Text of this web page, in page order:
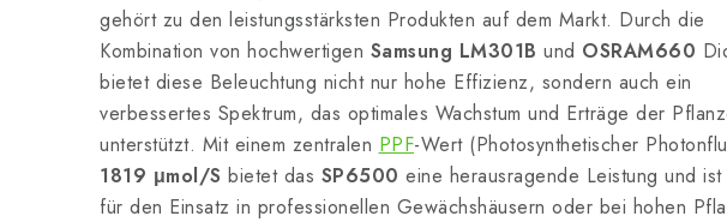
gehört zu den leistungsstärksten Produkten auf dem Markt. Durch die
Kombination von hochwertigen Samsung LM301B und OSRAM660
bietet diese Beleuchtung nicht nur hohe Effizienz, sondern auch ein
verbessertes Spektrum, das optimales Wachstum und Erträge der
unterstützt. Mit einem zentralen PPF-Wert (Photosynthetischer
1819 μmol/S bietet das SP6500 eine herausragende Leistung und ist
für den Einsatz in professionellen Gewächshäusern oder bei hohen